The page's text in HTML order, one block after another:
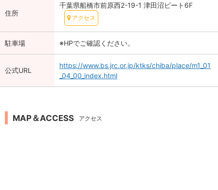
住所
千葉県船橋市前原西2-19-1 津田沼ビート6F
アクセス
駐車場 ※HPでご確認ください。
公式URL
https://www.bs.jrc.or.jp/ktks/chiba/place/m1_01
_04_00_index.html
MAP＆ACCESS アクセス